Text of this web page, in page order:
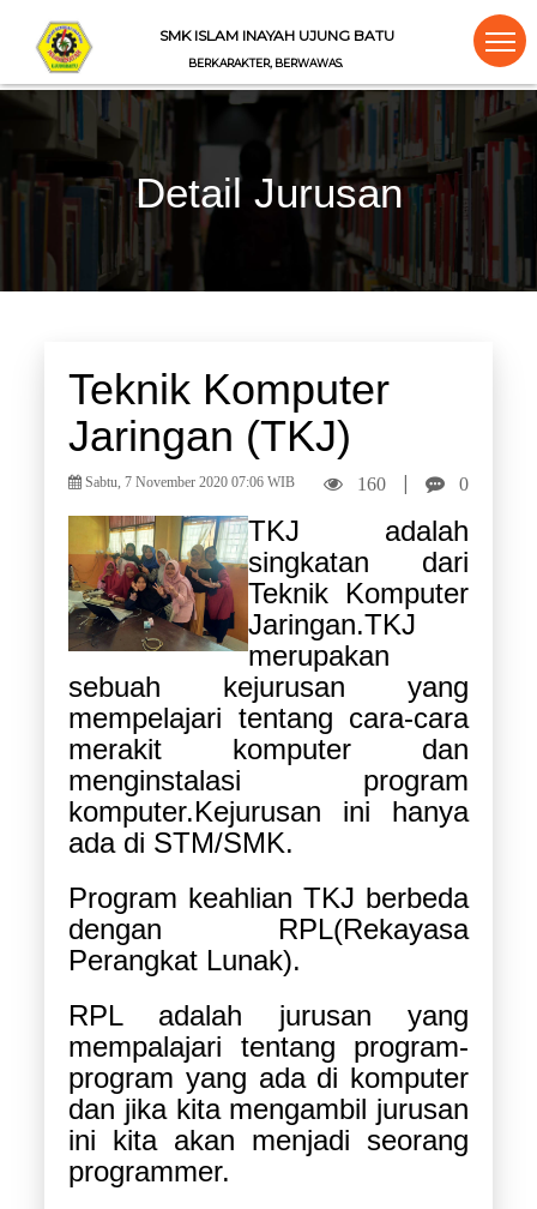
SMK ISLAM INAYAH UJUNG BATU
BERKARAKTER, BERWAWASAN, BERIMAN
Detail Jurusan
Teknik Komputer
Jaringan (TKJ)
Sabtu, 7 November 2020 07:06 WIB 160 0
TKJ adalah
singkatan dari
Teknik Komputer
Jaringan.TKJ
merupakan
sebuah kejurusan yang
mempelajari tentang cara-cara
merakit komputer dan
menginstalasi program
komputer.Kejurusan ini hanya
ada di STM/SMK.
Program keahlian TKJ berbeda
dengan RPL(Rekayasa
Perangkat Lunak).
RPL adalah jurusan yang
mempalajari tentang program-
program yang ada di komputer
dan jika kita mengambil jurusan
ini kita akan menjadi seorang
programmer.